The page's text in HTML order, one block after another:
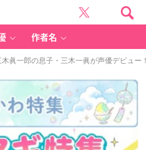
作者名
眞一郎の息子・三木一眞が声優デビュー